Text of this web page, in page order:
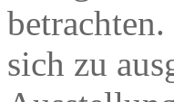
sich zu